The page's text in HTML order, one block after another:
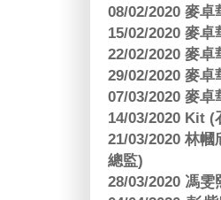
08/02/2020 麥
15/02/2020 麥
22/02/2020 麥
29/02/2020 麥
07/03/2020 麥
14/03/2020 Kit
21/03/2020 林
總監)
28/03/2020 馮